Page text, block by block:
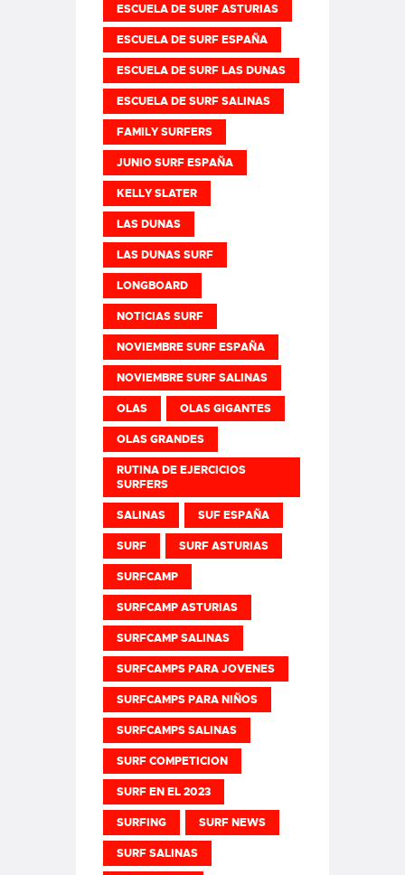
ESCUELA DE SURF ASTURIAS
ESCUELA DE SURF ESPAÑA
ESCUELA DE SURF LAS DUNAS
ESCUELA DE SURF SALINAS
FAMILY SURFERS
JUNIO SURF ESPAÑA
KELLY SLATER
LAS DUNAS
LAS DUNAS SURF
LONGBOARD
NOTICIAS SURF
NOVIEMBRE SURF ESPAÑA
NOVIEMBRE SURF SALINAS
OLAS OLAS GIGANTES
OLAS GRANDES
RUTINA DE EJERCICIOS
SURFERS
SALINAS SUF ESPAÑA
SURF SURF ASTURIAS
SURFCAMP
SURFCAMP ASTURIAS
SURFCAMP SALINAS
SURFCAMPS PARA JOVENES
SURFCAMPS PARA NIÑOS
SURFCAMPS SALINAS
SURF COMPETICION
SURF EN EL 2023
SURFING SURF NEWS
SURF SALINAS